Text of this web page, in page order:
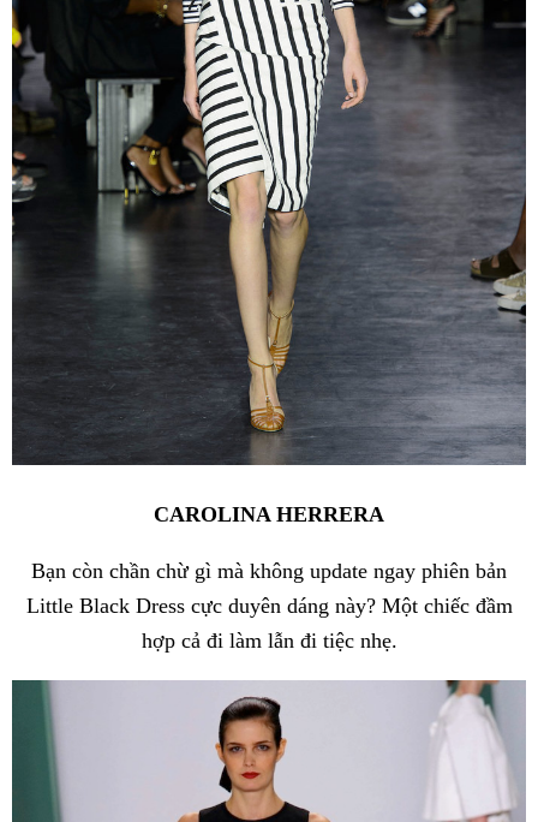
CAROLINA HERRERA
Bạn còn chần chừ gì mà không update ngay phiên bản
Little Black Dress cực duyên dáng này? Một chiếc đầm
hợp cả đi làm lẫn đi tiệc nhẹ.